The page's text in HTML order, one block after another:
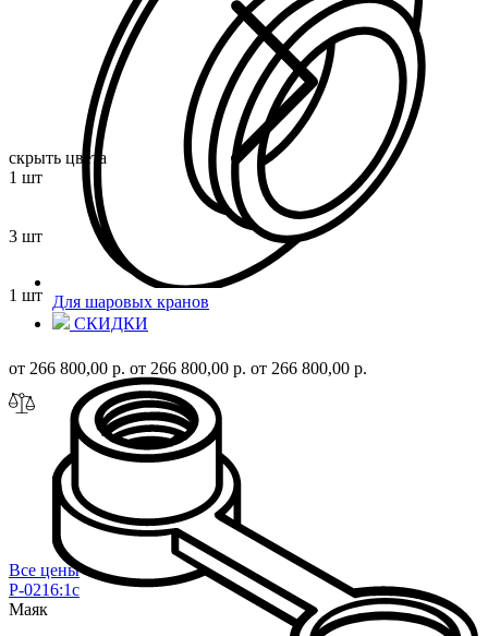
Для шаровых кранов
СКИДКИ
скрыть цвета
1 шт
3 шт
1 шт
от 266 800,00 р. от 266 800,00 р. от 266 800,00 р.
Все цены
P-0216:1с
Маяк